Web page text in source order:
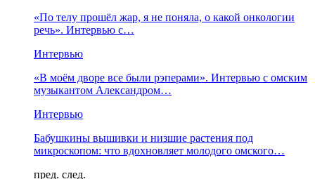
«По телу прошёл жар, я не поняла, о какой онкологии
речь». Интервью с…
Интервью
«В моём дворе все были рэперами». Интервью с омским
музыкантом Александром…
Интервью
Бабушкины вышивки и низшие растения под
микроскопом: что вдохновляет молодого омского…
пред. след.